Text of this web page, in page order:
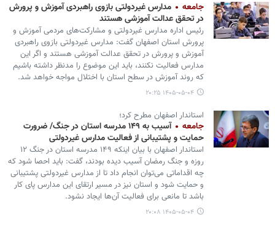
جامعه
مدارس غیردولتی بازوی راهبردی آموزش و پرورش
در تحقق عدالت آموزشی هستند
رئیس اداره مدارس غیردولتی و مشارکت‌های مردمی آموزش و
پرورش استان اصفهان گفت: مدارس غیردولتی بازوی راهبردی
آموزش و پرورش در تحقق عدالت آموزشی هستند و اگر این
مدارس فعالیت نکنند، باید این موضوع را مدنظر داشته باشیم
که روند آموزش در سطح استان با اختلال مواجه خواهد شد.
۱۴۰۵-۰۵-۰۴ ۲۰:۲۵
استاندار اصفهان مطرح کرد؛
جامعه
آسیب به ۱۴۹ مدرسه استان در جنگ/ ضرورت
حمایت و پشتیبانی از فعالیت مدارس غیردولتی
استاندار اصفهان با بیان اینکه ۱۴۹ مدرسه استان در جنگ ۱۲
روزه و جنگ رمضان آسیب دیده بودند، گفت: باید احصا شود که
چه اقداماتی می‌توان انجام داد تا از مدارس غیردولتی پشتیبانی
و حمایت شود و استان نیز در مسیر ارتقای این مدارس پای کار
باشد تا مانعی برای فعالیت آن‌ها ایجاد نشود.
۱۴۰۵-۰۵-۰۴ ۲۰:۰۸